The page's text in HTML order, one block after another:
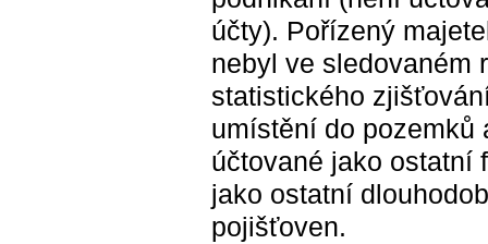
účty). Pořízený
nebyl ve sledovaném
statistického
umístění do pozemků
účtované jako ostatní
jako ostatní
pojišťoven.